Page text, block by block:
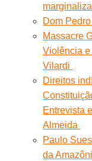
Dom
Massacre
Violência e
Vilardi
Direitos
Entrevista
Almeida
Paulo
da